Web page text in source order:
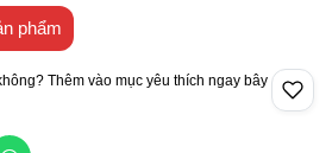
phẩm
Thêm vào mục yêu thích ngay bây